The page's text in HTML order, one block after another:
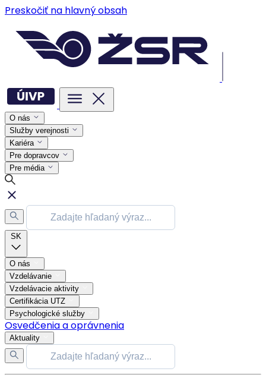
Preskočiť na hlavný obsah
O nás
Služby verejnosti
Kariéra
Pre dopravcov
Pre média
SK
O nás
Vzdelávanie
Vzdelávacie aktivity
Certifikácia UTZ
Psychologické služby
Osvedčenia a oprávnenia
Aktuality